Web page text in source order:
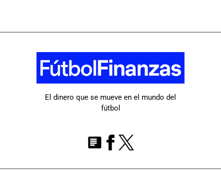
El dinero que se mueve en el mundo del
fútbol